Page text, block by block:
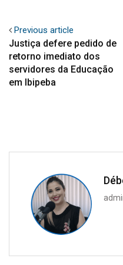
Previous article
Justiça defere pedido de
retorno imediato dos
servidores da Educação
em Ibipeba